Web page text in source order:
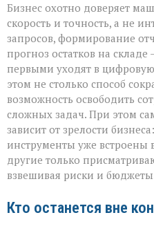
Бизнес охотно доверяет
скорость и точность, а не
запросов, формирование
прогноз остатков на
первыми уходят в
этом не столько способ
возможность освободить
сложных задач. При этом
зависит от зрелости
инструменты уже встроены
другие только
взвешивая риски и
Кто останется вне